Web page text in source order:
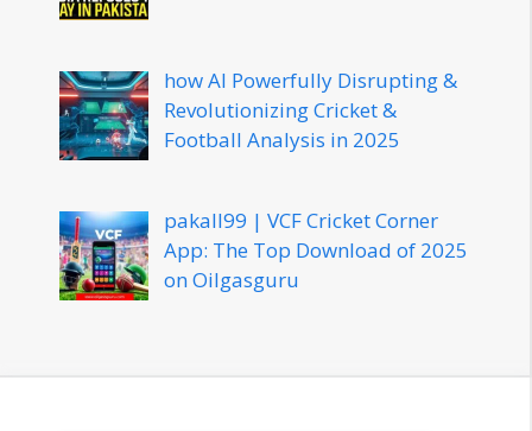
how AI Powerfully Disrupting &
Revolutionizing Cricket &
Football Analysis in 2025
pakall99 | VCF Cricket Corner
App: The Top Download of 2025
on Oilgasguru